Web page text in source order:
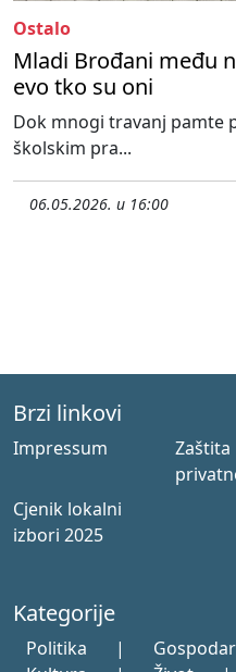
Ostalo
Mladi Brođani među
evo tko su oni
Dok mnogi travanj pamte
školskim pra...
06.05.2026. u 16:00
Brzi linkovi
Impressum
Zaštita
Cjenik lokalni
izbori 2025
Kategorije
Politika |